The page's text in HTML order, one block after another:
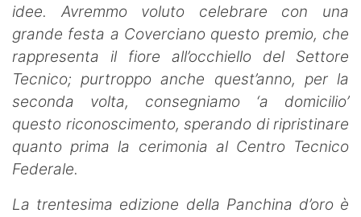
idee. Avremmo voluto celebrare con una
grande festa a Coverciano questo premio, che
rappresenta il fiore all’occhiello del Settore
Tecnico; purtroppo anche quest’anno, per la
seconda volta, consegniamo ‘a domicilio’
questo riconoscimento, sperando di ripristinare
quanto prima la cerimonia al Centro Tecnico
Federale.
La trentesima edizione della Panchina d’oro è